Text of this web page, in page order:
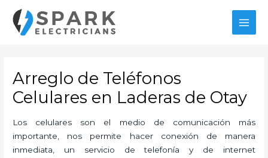
contenido
Arreglo de Teléfonos
Celulares en Laderas de Otay
Los celulares son el medio de comunicación más
importante, nos permite hacer conexión de manera
inmediata, un servicio de telefonía y de internet